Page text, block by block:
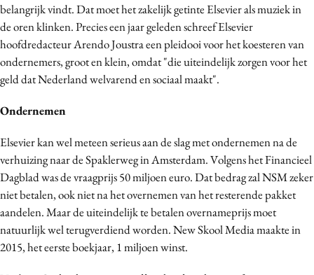
belangrijk vindt. Dat moet het zakelijk getinte Elsevier als muziek in
de oren klinken. Precies een jaar geleden schreef Elsevier
hoofdredacteur Arendo Joustra een pleidooi voor het koesteren van
ondernemers, groot en klein, omdat "die uiteindelijk zorgen voor het
geld dat Nederland welvarend en sociaal maakt".
Ondernemen
Elsevier kan wel meteen serieus aan de slag met ondernemen na de
verhuizing naar de Spaklerweg in Amsterdam. Volgens het Financieel
Dagblad was de vraagprijs 50 miljoen euro. Dat bedrag zal NSM zeker
niet betalen, ook niet na het overnemen van het resterende pakket
aandelen. Maar de uiteindelijk te betalen overnameprijs moet
natuurlijk wel terugverdiend worden. New Skool Media maakte in
2015, het eerste boekjaar, 1 miljoen winst.